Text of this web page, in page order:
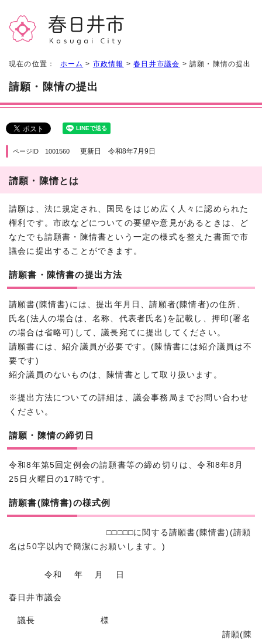
現在の位置： ホーム > 市政情報 >春日井市議会 > 請願・陳情の提出
請願・陳情の提出
ページID 1001560 更新日 令和8年7月9日
請願・陳情とは
請願は、法に規定され、国民をはじめ広く人々に認められた
権利です。市政などについての要望や意見があるときは、ど
なたでも請願書・陳情書という一定の様式を整えた書面で市
議会に提出することができます。
請願書・陳情書の提出方法
請願書(陳情書)には、提出年月日、請願者(陳情者)の住所、
氏名(法人の場合は、名称、代表者氏名)を記載し、押印(署名
の場合は省略可)して、議長宛てに提出してください。
請願書には、紹介議員が必要です。(陳情書には紹介議員は不
要です)
紹介議員のないものは、陳情書として取り扱います。
※提出方法についての詳細は、議会事務局までお問い合わせ
ください。
請願・陳情の締切日
令和8年第5回定例会の請願書等の締め切りは、令和8年8月
25日火曜日の17時です。
請願書(陳情書)の様式例
□□□□□に関する請願書(陳情書)(請願
名は50字以内で簡潔にお願いします。)
令和 年 月 日
春日井市議会
議長 様
請願(陳